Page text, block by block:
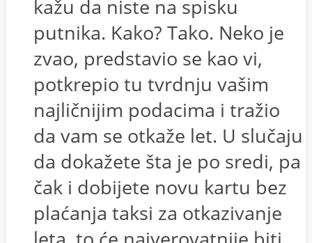
kažu da niste na spisku
putnika. Kako? Tako. Neko je
zvao, predstavio se kao vi,
potkrepio tu tvrdnju vašim
najličnijim podacima i tražio
da vam se otkaže let. U slučaju
da dokažete šta je po sredi, pa
čak i dobijete novu kartu bez
plaćanja taksi za otkazivanje